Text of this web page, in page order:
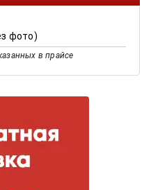
фото)
в прайсе